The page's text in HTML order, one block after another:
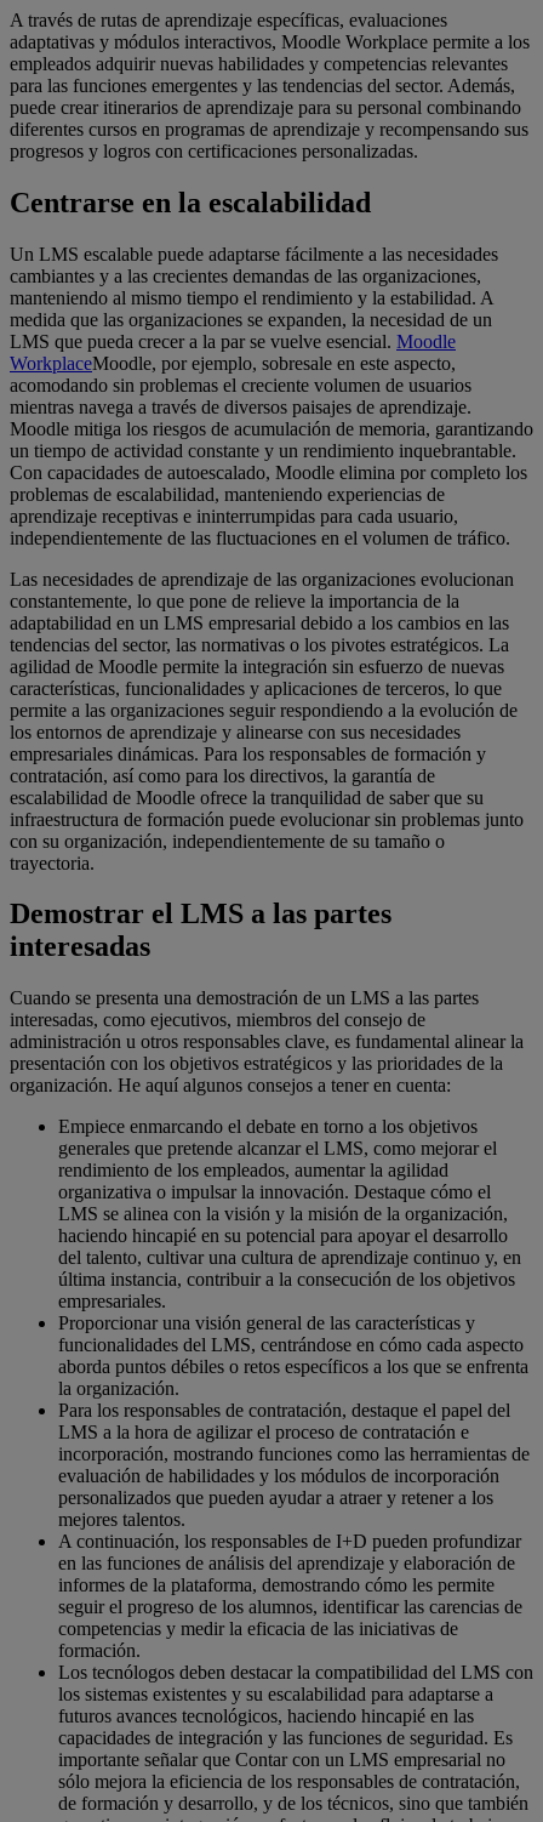
A través de rutas de aprendizaje específicas, evaluaciones
adaptativas y módulos interactivos, Moodle Workplace permite a los
empleados adquirir nuevas habilidades y competencias relevantes
para las funciones emergentes y las tendencias del sector. Además,
puede crear itinerarios de aprendizaje para su personal combinando
diferentes cursos en programas de aprendizaje y recompensando sus
progresos y logros con certificaciones personalizadas.
Centrarse en la escalabilidad
Un LMS escalable puede adaptarse fácilmente a las necesidades
cambiantes y a las crecientes demandas de las organizaciones,
manteniendo al mismo tiempo el rendimiento y la estabilidad. A
medida que las organizaciones se expanden, la necesidad de un
LMS que pueda crecer a la par se vuelve esencial. Moodle
WorkplaceMoodle, por ejemplo, sobresale en este aspecto,
acomodando sin problemas el creciente volumen de usuarios
mientras navega a través de diversos paisajes de aprendizaje.
Moodle mitiga los riesgos de acumulación de memoria, garantizando
un tiempo de actividad constante y un rendimiento inquebrantable.
Con capacidades de autoescalado, Moodle elimina por completo los
problemas de escalabilidad, manteniendo experiencias de
aprendizaje receptivas e ininterrumpidas para cada usuario,
independientemente de las fluctuaciones en el volumen de tráfico.
Las necesidades de aprendizaje de las organizaciones evolucionan
constantemente, lo que pone de relieve la importancia de la
adaptabilidad en un LMS empresarial debido a los cambios en las
tendencias del sector, las normativas o los pivotes estratégicos. La
agilidad de Moodle permite la integración sin esfuerzo de nuevas
características, funcionalidades y aplicaciones de terceros, lo que
permite a las organizaciones seguir respondiendo a la evolución de
los entornos de aprendizaje y alinearse con sus necesidades
empresariales dinámicas. Para los responsables de formación y
contratación, así como para los directivos, la garantía de
escalabilidad de Moodle ofrece la tranquilidad de saber que su
infraestructura de formación puede evolucionar sin problemas junto
con su organización, independientemente de su tamaño o
trayectoria.
Demostrar el LMS a las partes
interesadas
Cuando se presenta una demostración de un LMS a las partes
interesadas, como ejecutivos, miembros del consejo de
administración u otros responsables clave, es fundamental alinear la
presentación con los objetivos estratégicos y las prioridades de la
organización. He aquí algunos consejos a tener en cuenta:
Empiece enmarcando el debate en torno a los objetivos
generales que pretende alcanzar el LMS, como mejorar el
rendimiento de los empleados, aumentar la agilidad
organizativa o impulsar la innovación. Destaque cómo el
LMS se alinea con la visión y la misión de la organización,
haciendo hincapié en su potencial para apoyar el desarrollo
del talento, cultivar una cultura de aprendizaje continuo y, en
última instancia, contribuir a la consecución de los objetivos
empresariales.
Proporcionar una visión general de las características y
funcionalidades del LMS, centrándose en cómo cada aspecto
aborda puntos débiles o retos específicos a los que se enfrenta
la organización.
Para los responsables de contratación, destaque el papel del
LMS a la hora de agilizar el proceso de contratación e
incorporación, mostrando funciones como las herramientas de
evaluación de habilidades y los módulos de incorporación
personalizados que pueden ayudar a atraer y retener a los
mejores talentos.
A continuación, los responsables de I+D pueden profundizar
en las funciones de análisis del aprendizaje y elaboración de
informes de la plataforma, demostrando cómo les permite
seguir el progreso de los alumnos, identificar las carencias de
competencias y medir la eficacia de las iniciativas de
formación.
Los tecnólogos deben destacar la compatibilidad del LMS con
los sistemas existentes y su escalabilidad para adaptarse a
futuros avances tecnológicos, haciendo hincapié en las
capacidades de integración y las funciones de seguridad. Es
importante señalar que Contar con un LMS empresarial no
sólo mejora la eficiencia de los responsables de contratación,
de formación y desarrollo, y de los técnicos, sino que también